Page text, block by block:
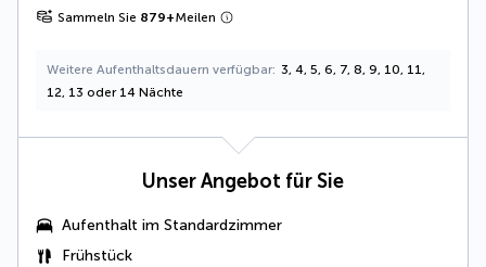
Sammeln Sie 879+Meilen
Weitere Aufenthaltsdauern verfügbar 3, 4, 5, 6, 7, 8, 9, 10, 11,
12, 13 oder 14 Nächte
Unser Angebot für Sie
Aufenthalt im Standardzimmer
Frühstück